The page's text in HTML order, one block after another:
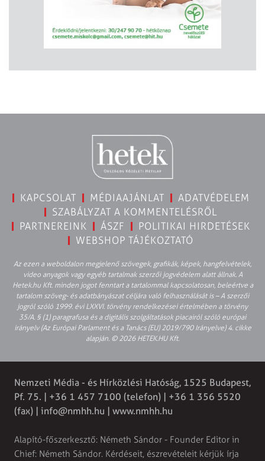
KAPCSOLAT MÉDIAAJÁNLAT
ADATVÉDELEM
SZABÁLYZAT A KOMMENTELÉSRŐL
PARTNEREINK
ÁSZF
POLITIKAI HIRDETÉSEK
WEBSHOP TÁJÉKOZTATÓ
Az ezen a weboldalon megjelenő szövegek, grafikák, képek, hangfelvételek,
video anyagok vagy egyéb tartalmak szerzői jogvédelem alatt állnak. A
Hetek.hu Kft. minden jogot fenntart a tartalommal kapcsolatosan, beleértve a
tartalom szöveg- és adatbányászat céljára való felhasználását is – A szerzői
jogról szóló 1999. évi LXXVI. törvény rendelkezései értelmében a törvény
35/A. § (1) paragrafusa és a digitális szolgáltatások piacairól szóló európai
irányelv (Az Európai Parlament és a Tanács (EU) 2019/790 Irányelve) 4. cikke
alapján. © 2026 HETEK.HU Kft.
Nemzeti Média - és Hírközlési Hatóság, 1525 Budapest,
Pf. 75. | +36 1 457 7100 (telefon) | +36 1 356 5520
(fax) | info@nmhh.hu | www.nmhh.hu
Alapító-főszerkesztő: Németh Sándor - Founder Editor in
Chief: Németh Sándor. Kérdéseit, észrevételeit kérjük írja